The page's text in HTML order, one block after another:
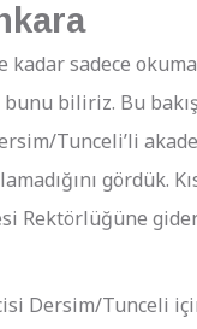
sadece
biliriz. Bu
Tunceli’li
gördük.
Dersim/Tunceli